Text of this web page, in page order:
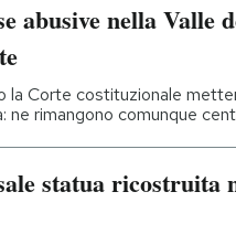
abusive nella Valle
la Corte costituzionale
ne rimangono comunque
statua ricostruita